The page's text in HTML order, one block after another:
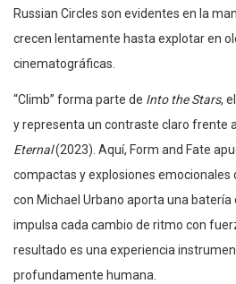
Russian Circles son evidentes en la
crecen lentamente hasta explotar en
cinematográficas.
“Climb” forma parte de Into the Stars,
y representa un contraste claro frente
Eternal(2023). Aquí, Form and Fate
compactas y explosiones emocionales
con Michael Urbano aporta una batería
impulsa cada cambio de ritmo con
resultado es una experiencia
profundamente humana.